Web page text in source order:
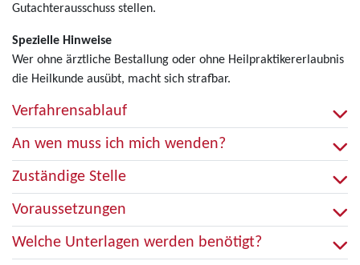
Gutachterausschuss stellen.
Spezielle Hinweise
Wer ohne ärztliche Bestallung oder ohne Heilpraktikererlaubnis
die Heilkunde ausübt, macht sich strafbar.
Verfahrensablauf
An wen muss ich mich wenden?
Zuständige Stelle
Voraussetzungen
Welche Unterlagen werden benötigt?